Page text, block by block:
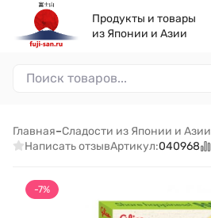
Продукты и товары
из Японии и Азии
Главная–Сладости из Японии и Азии
Написать отзывАртикул:040968
-7%